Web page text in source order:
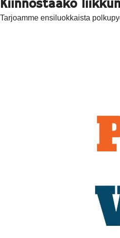
Kiinnostaako
Tarjoamme ensiluokkaista